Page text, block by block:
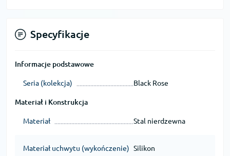
Specyfikacje
Informacje podstawowe
Seria (kolekcja) Black Rose
Materiał i Konstrukcja
Materiał Stal nierdzewna
Materiał uchwytu (wykończenie) Silikon